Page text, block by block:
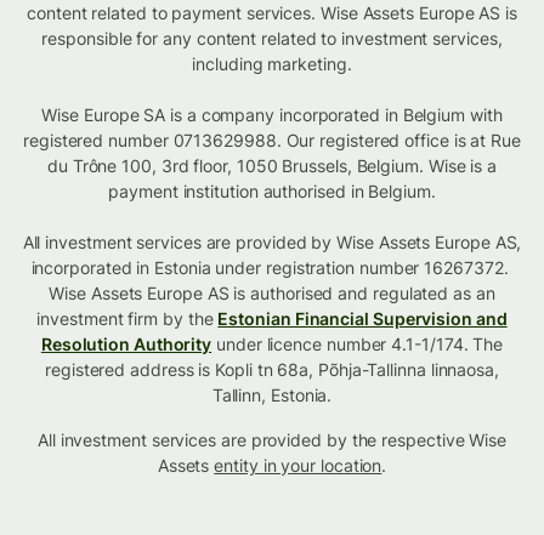
content related to payment services. Wise Assets Europe AS is
responsible for any content related to investment services,
including marketing.
Wise Europe SA is a company incorporated in Belgium with
registered number 0713629988. Our registered office is at Rue
du Trône 100, 3rd floor, 1050 Brussels, Belgium. Wise is a
payment institution authorised in Belgium.
All investment services are provided by Wise Assets Europe AS,
incorporated in Estonia under registration number 16267372.
Wise Assets Europe AS is authorised and regulated as an
investment firm by the Estonian Financial Supervision and
Resolution Authority under licence number 4.1-1/174. The
registered address is Kopli tn 68a, Põhja-Tallinna linnaosa,
Tallinn, Estonia.
All investment services are provided by the respective Wise
Assetsentity in your location.